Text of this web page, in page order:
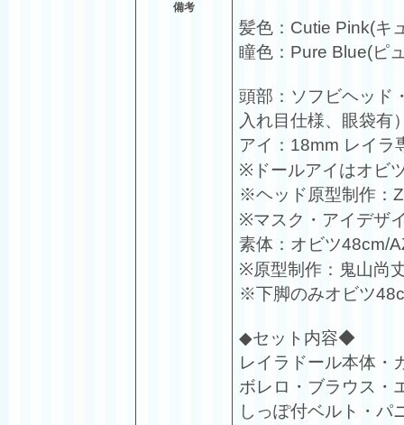
備考
髪色：Cutie Pink(キ
瞳色：Pure Blue(ピ
頭部：ソフビヘッド
入れ目仕様、眼袋有
アイ：18mm レイラ
※ドールアイはオビ
※ヘッド原型制作：
※マスク・アイデザ
素体：オビツ48cm/
※原型制作：鬼山尚
※下脚のみオビツ
◆セット内容◆
レイラドール本体・
ボレロ・ブラウス・
しっぽ付ベルト・パ